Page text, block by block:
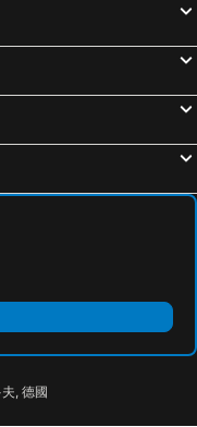
店
Binhe Times Shenzhen
Shenzhen Bay
Bay Metro Station
窗
灘, 德國